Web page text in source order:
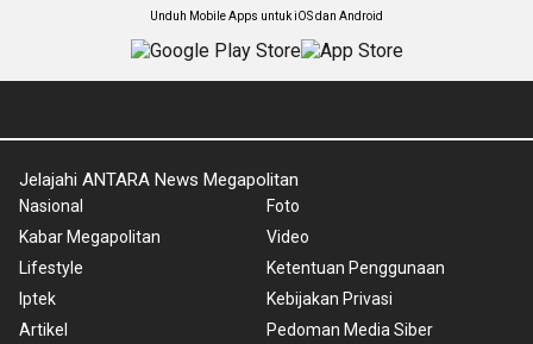
Unduh Mobile Apps untuk iOS dan Android
Jelajahi ANTARA News Megapolitan
Nasional
Kabar Megapolitan
Lifestyle
Iptek
Artikel
Foto
Video
Ketentuan Penggunaan
Kebijakan Privasi
Pedoman Media Siber